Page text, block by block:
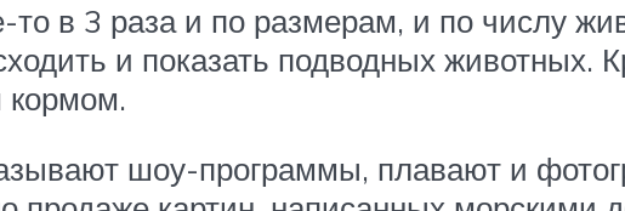
то в 3 раза и по размерам, и по числу
и показать подводных животных.
шоу-программы, плавают и